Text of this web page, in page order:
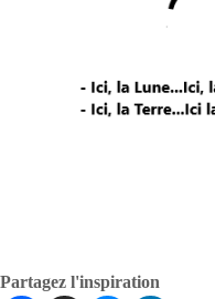
Partagez l'inspiration